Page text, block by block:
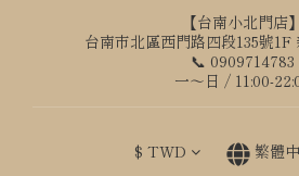
【台南小北門店】
台南市北區西門路四段135號1F
📞 0909714783
一～日 / 11:00-
$ TWD 繁體